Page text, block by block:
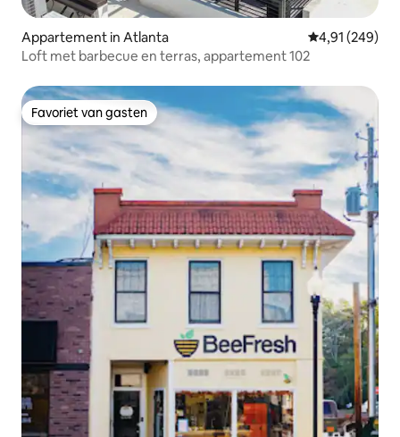
Appartement in Atlanta Gemiddelde
4,91 (249)
Loft met barbecue en terras, appartement 102
Favoriet van gasten
Favoriet van gasten